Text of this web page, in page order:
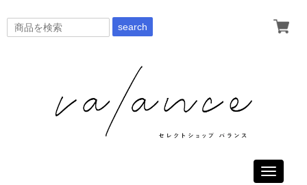
search
Toggle